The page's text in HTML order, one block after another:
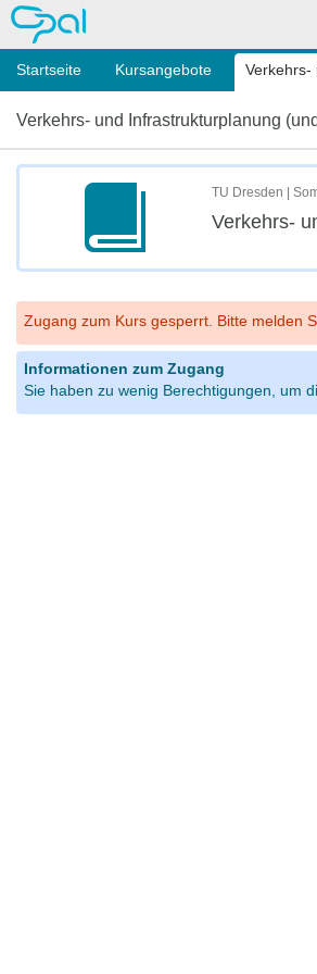
OPAL
Startseite Kursangebote Verkehrs-
Verkehrs- und Infrastrukturplanung
TU Dresden |
Verkehrs-
Zugang zum Kurs gesperrt. Bitte melden
Informationen zum Zugang
Sie haben zu wenig Berechtigungen, um